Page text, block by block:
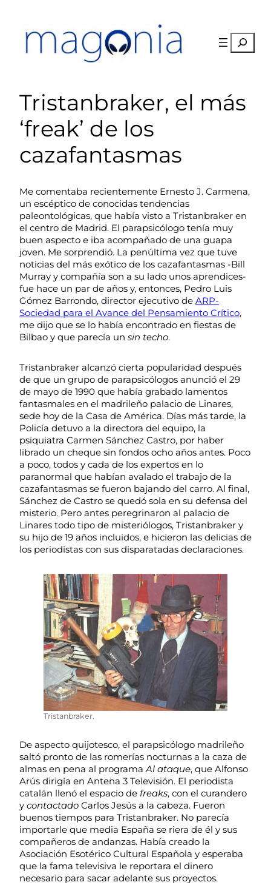
contenido
Buscar
Tristanbraker, el más
‘freak’ de los
cazafantasmas
Me comentaba recientemente Ernesto J. Carmena,
un escéptico de conocidas tendencias
paleontológicas, que había visto a Tristanbraker en
el centro de Madrid. El parapsicólogo tenía muy
buen aspecto e iba acompañado de una guapa
joven. Me sorprendió. La penúltima vez que tuve
noticias del más exótico de los cazafantasmas -Bill
Murray y compañía son a su lado unos aprendices-
fue hace un par de años y, entonces, Pedro Luis
Gómez Barrondo, director ejecutivo de ARP-
Sociedad para el Avance del Pensamiento Crítico,
me dijo que se lo había encontrado en fiestas de
Bilbao y que parecía un sin techo.
Tristanbraker alcanzó cierta popularidad después
de que un grupo de parapsicólogos anunció el 29
de mayo de 1990 que había grabado lamentos
fantasmales en el madrileño palacio de Linares,
sede hoy de la Casa de América. Días más tarde, la
Policía detuvo a la directora del equipo, la
psiquiatra Carmen Sánchez Castro, por haber
librado un cheque sin fondos ocho años antes. Poco
a poco, todos y cada de los expertos en lo
paranormal que habían avalado el trabajo de la
cazafantasmas se fueron bajando del carro. Al final,
Sánchez de Castro se quedó sola en su defensa del
misterio. Pero antes peregrinaron al palacio de
Linares todo tipo de misteriólogos, Tristanbraker y
su hijo de 19 años incluidos, e hicieron las delicias de
los periodistas con sus disparatadas declaraciones.
Tristanbraker.
De aspecto quijotesco, el parapsicólogo madrileño
saltó pronto de las romerías nocturnas a la caza de
almas en pena al programaAl ataque, que Alfonso
Arús dirigía en Antena 3 Televisión. El periodista
catalán llenó el espacio de freaks, con el curandero
y contactado Carlos Jesús a la cabeza. Fueron
buenos tiempos para Tristanbraker. No parecía
importarle que media España se riera de él y sus
compañeros de andanzas. Había creado la
Asociación Esotérico Cultural Española y esperaba
que la fama televisiva le reportara el dinero
necesario para sacar adelante sus proyectos.